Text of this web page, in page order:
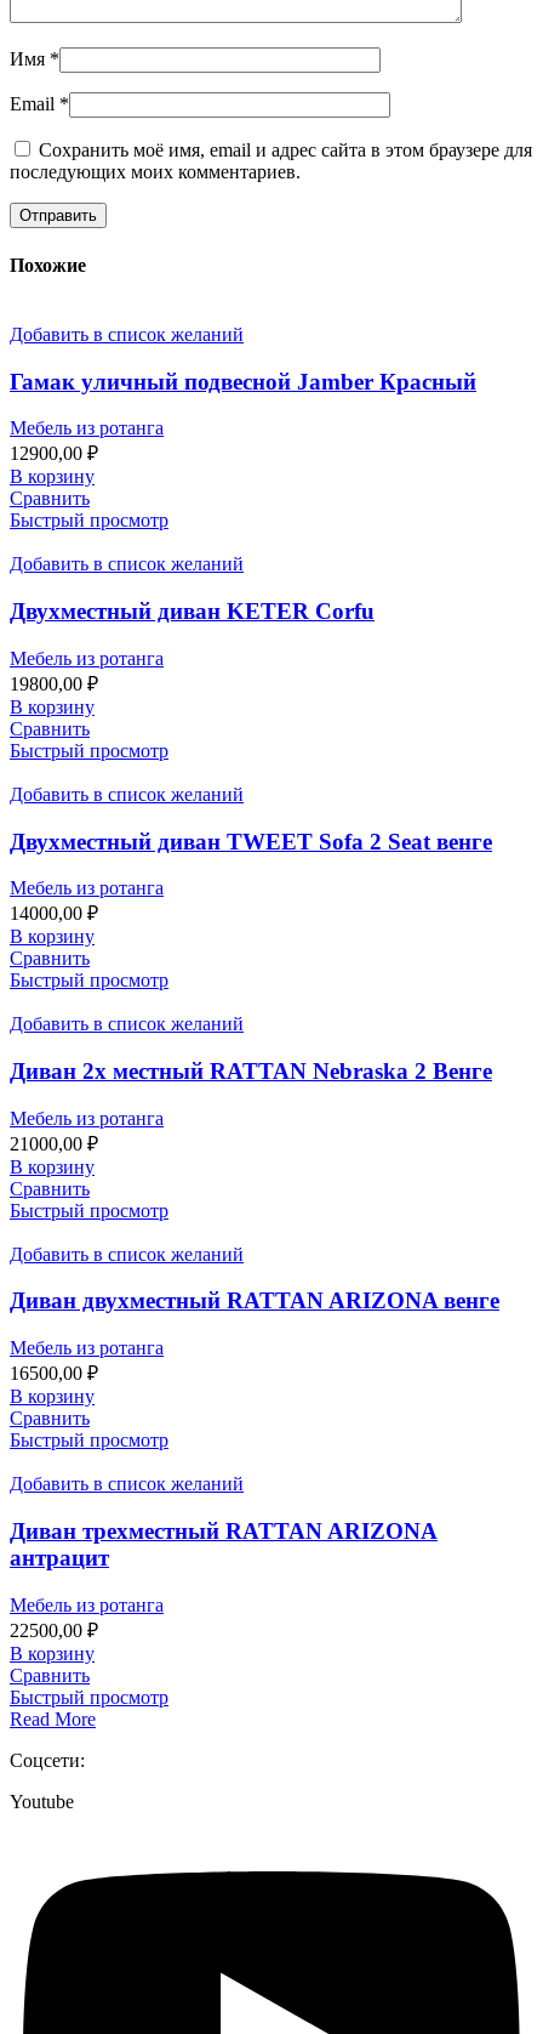
Имя *
Email *
Сохранить моё имя, email и адрес сайта в этом браузере для
последующих моих комментариев.
Похожие
Добавить в список желаний
Гамак уличный подвесной Jamber Красный
Мебель из ротанга
12900,00 ₽
В корзину
Сравнить
Быстрый просмотр
Добавить в список желаний
Двухместный диван KETER Corfu
Мебель из ротанга
19800,00 ₽
В корзину
Сравнить
Быстрый просмотр
Добавить в список желаний
Двухместный диван TWEET Sofa 2 Seat венге
Мебель из ротанга
14000,00 ₽
В корзину
Сравнить
Быстрый просмотр
Добавить в список желаний
Диван 2х местный RATTAN Nebraska 2 Венге
Мебель из ротанга
21000,00 ₽
В корзину
Сравнить
Быстрый просмотр
Добавить в список желаний
Диван двухместный RATTAN ARIZONA венге
Мебель из ротанга
16500,00 ₽
В корзину
Сравнить
Быстрый просмотр
Добавить в список желаний
Диван трехместный RATTAN ARIZONA
антрацит
Мебель из ротанга
22500,00 ₽
В корзину
Сравнить
Быстрый просмотр
Read More
Соцсети:
Youtube